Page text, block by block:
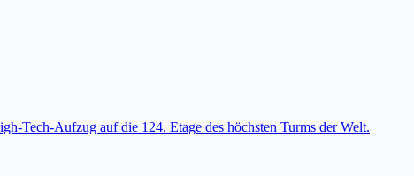
Tech-Aufzug auf die 124. Etage des höchsten Turms der Welt.